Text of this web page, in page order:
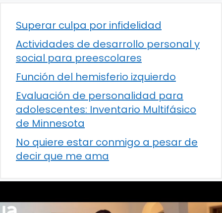
Superar culpa por infidelidad
Actividades de desarrollo personal y
social para preescolares
Función del hemisferio izquierdo
Evaluación de personalidad para
adolescentes: Inventario Multifásico
de Minnesota
No quiere estar conmigo a pesar de
decir que me ama